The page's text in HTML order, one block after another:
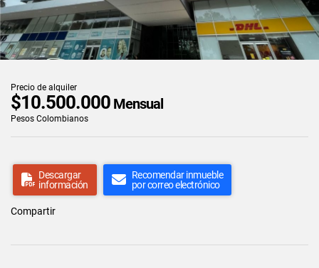
Precio de alquiler
$10.500.000 Mensual
Pesos Colombianos
Descargar
información
Recomendar inmueble
por correo electrónico
Compartir